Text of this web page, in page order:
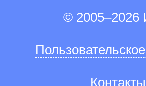
© 2005–2026
Контакты